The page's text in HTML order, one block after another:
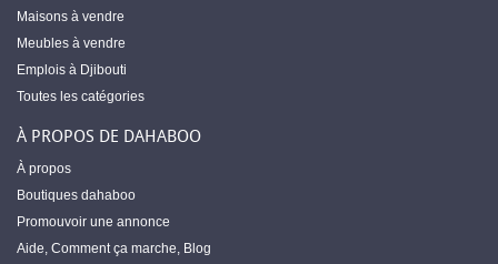
Maisons à vendre
Meubles à vendre
Emplois à Djibouti
Toutes les catégories
À PROPOS DE DAHABOO
À propos
Boutiques dahaboo
Promouvoir une annonce
Aide, Comment ça marche, Blog